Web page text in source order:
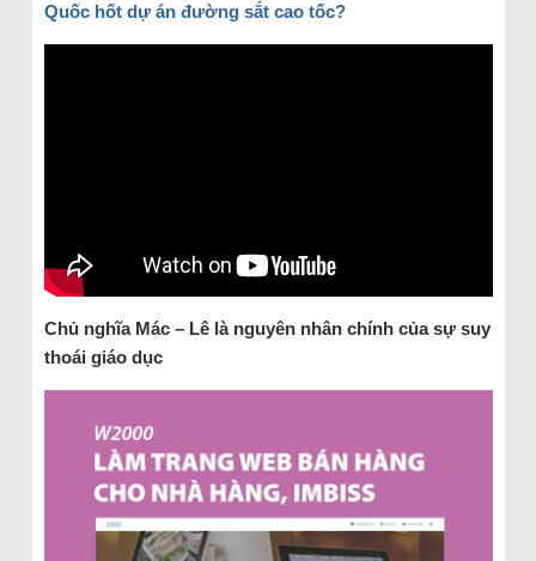
Quốc hốt dự án đường sắt cao tốc?
Chủ nghĩa Mác – Lê là nguyên nhân chính của sự suy
thoái giáo dục